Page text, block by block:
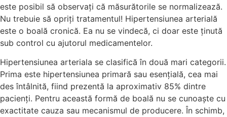
este posibil să observați că măsurătorile se normalizează.
Nu trebuie să opriți tratamentul! Hipertensiunea arterială
este o boală cronică. Ea nu se vindecă, ci doar este ținută
sub control cu ajutorul medicamentelor.
Hipertensiunea arteriala se clasifică în două mari categorii.
Prima este hipertensiunea primară sau esențială, cea mai
des întâlnită, fiind prezentă la aproximativ 85% dintre
pacienți. Pentru această formă de boală nu se cunoaște cu
exactitate cauza sau mecanismul de producere. În schimb,